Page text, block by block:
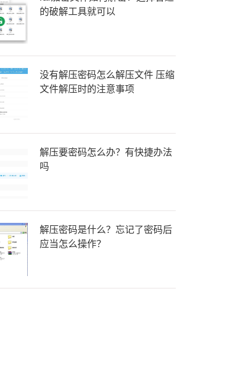
的破解工具就可以
没有解压密码怎么解压文件 压缩
文件解压时的注意事项
解压要密码怎么办？有快捷办法
吗
解压密码是什么？忘记了密码后
应当怎么操作？